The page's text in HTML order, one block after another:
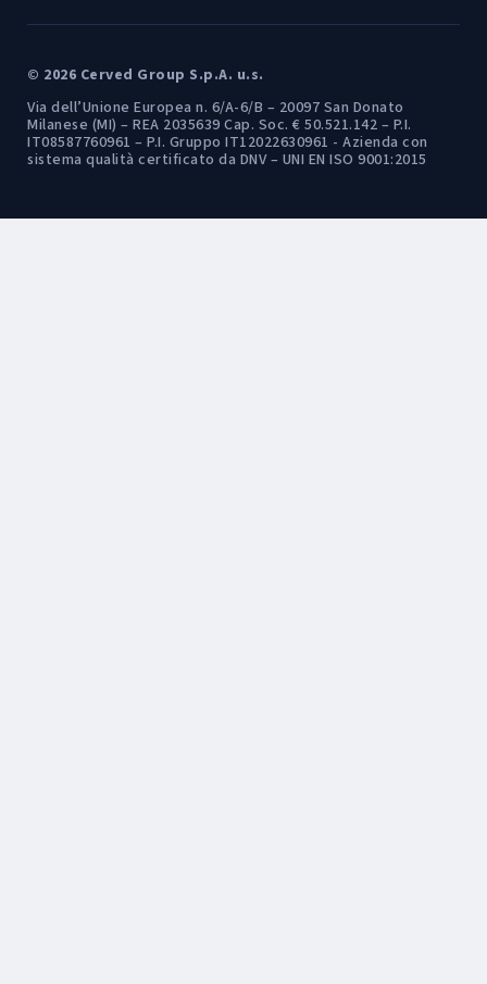
© 2026 Cerved Group S.p.A. u.s.
Via dell’Unione Europea n. 6/A-6/B – 20097 San Donato
Milanese (MI) – REA 2035639 Cap. Soc. € 50.521.142 – P.I.
IT08587760961 – P.I. Gruppo IT12022630961 - Azienda con
sistema qualità certificato da DNV – UNI EN ISO 9001:2015